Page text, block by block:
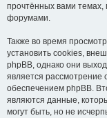
прочтённых вами
форумами.
Также во время
установить cookies,
phpBB, однако они
является рассмотрение
обеспечением phpBB.
являются данные,
могут быть, но не